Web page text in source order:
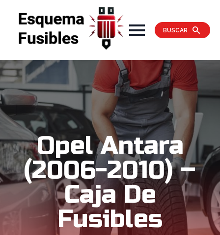
BUSCAR
Opel Antara
(2006-2010) –
Caja De
Fusibles